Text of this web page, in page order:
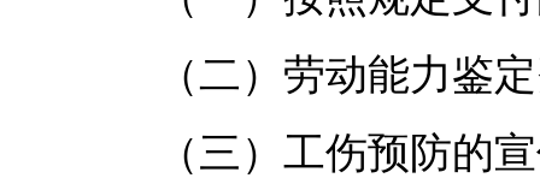
（二）劳动能力鉴定
（三）工伤预防的宣